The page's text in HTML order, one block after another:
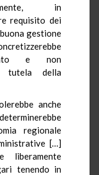
in
requisito dei
gestione
e non
tutela della
anche
determinerebbe
regionale
[…]
liberamente
tenendo in